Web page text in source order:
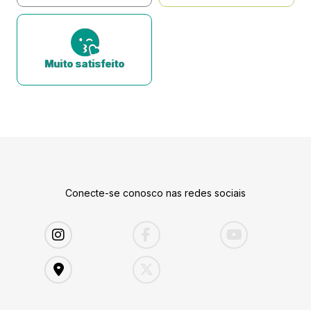
Muito satisfeito
Conecte-se conosco nas redes sociais